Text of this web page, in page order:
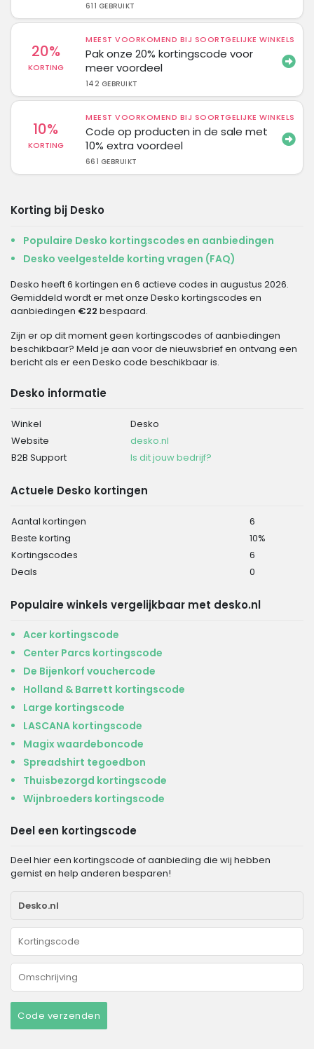
611 GEBRUIKT
20%
KORTING
MEEST VOORKOMEND BIJ SOORTGELIJKE WINKELS
Pak onze 20% kortingscode voor
meer voordeel
142 GEBRUIKT
10%
KORTING
MEEST VOORKOMEND BIJ SOORTGELIJKE WINKELS
Code op producten in de sale met
10% extra voordeel
661 GEBRUIKT
Korting bij Desko
Populaire Desko kortingscodes en aanbiedingen
Desko veelgestelde korting vragen (FAQ)
Desko heeft 6 kortingen en 6 actieve codes in augustus 2026.
Gemiddeld wordt er met onze Desko kortingscodes en
aanbiedingen €22 bespaard.
Zijn er op dit moment geen kortingscodes of aanbiedingen
beschikbaar? Meld je aan voor de nieuwsbrief en ontvang een
bericht als er een Desko code beschikbaar is.
Desko informatie
Winkel
Desko
Website
desko.nl
B2B Support
Is dit jouw bedrijf?
Actuele Desko kortingen
Aantal kortingen
6
Beste korting
10%
Kortingscodes
6
Deals
0
Populaire winkels vergelijkbaar met desko.nl
Acer kortingscode
Center Parcs kortingscode
De Bijenkorf vouchercode
Holland & Barrett kortingscode
Large kortingscode
LASCANA kortingscode
Magix waardeboncode
Spreadshirt tegoedbon
Thuisbezorgd kortingscode
Wijnbroeders kortingscode
Deel een kortingscode
Deel hier een kortingscode of aanbieding die wij hebben
gemist en help anderen besparen!
Code verzenden